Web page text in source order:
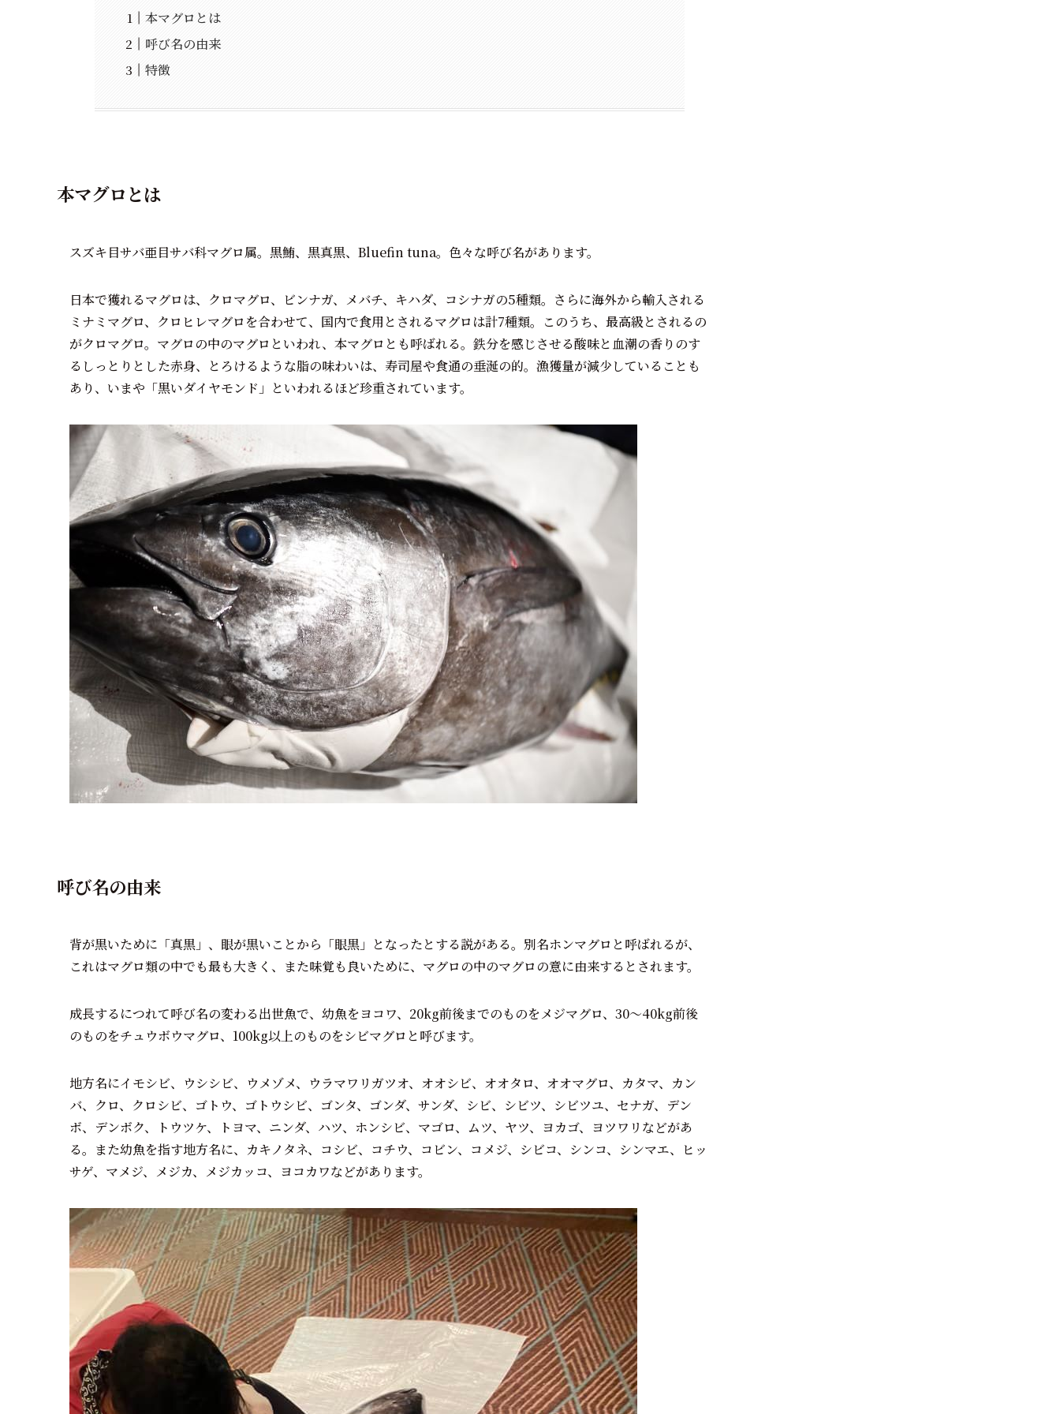
本マグロとは
呼び名の由来
特徴
本マグロとは
スズキ目サバ亜目サバ科マグロ属。 黒鮪、黒真黒、Bluefin tuna。色々な呼び名があります。
日本で獲れるマグロは、クロマグロ、ビンナガ、メバチ、キハダ、コシナガの5種類。さらに海外から輸入される
ミナミマグロ、クロヒレマグロを合わせて、国内で食用とされるマグロは計7種類。このうち、最高級とされるの
がクロマグロ。マグロの中のマグロといわれ、本マグロとも呼ばれる。鉄分を感じさせる酸味と血潮の香りのす
るしっとりとした赤身、とろけるような脂の味わいは、寿司屋や食通の垂涎の的。漁獲量が減少していることも
あり、いまや「黒いダイヤモンド」といわれるほど珍重されています。
呼び名の由来
背が黒いために「真黒」、眼が黒いことから「眼黒」となったとする説がある。別名ホンマグロと呼ばれるが、
これはマグロ類の中でも最も大きく、また味覚も良いために、マグロの中のマグロの意に由来するとされます。
成長するにつれて呼び名の変わる出世魚で、幼魚をヨコワ、20kg前後までのものをメジマグロ、30～40kg前後
のものをチュウボウマグロ、100kg以上のものをシビマグロと呼びます。
地方名にイモシビ、ウシシビ、ウメゾメ、ウラマワリガツオ、オオシビ、オオタロ、オオマグロ、カタマ、カン
バ、クロ、クロシビ、ゴトウ、ゴトウシビ、ゴンタ、ゴンダ、サンダ、シビ、シビツ、シビツユ、セナガ、デン
ボ、デンボク、トウツケ、トヨマ、ニンダ、ハツ、ホンシビ、マゴロ、ムツ、ヤツ、ヨカゴ、ヨツワリなどがあ
る。また幼魚を指す地方名に、カキノタネ、コシビ、コチウ、コビン、コメジ、シビコ、シンコ、シンマエ、ヒッ
サゲ、マメジ、メジカ、メジカッコ、ヨコカワなどがあります。